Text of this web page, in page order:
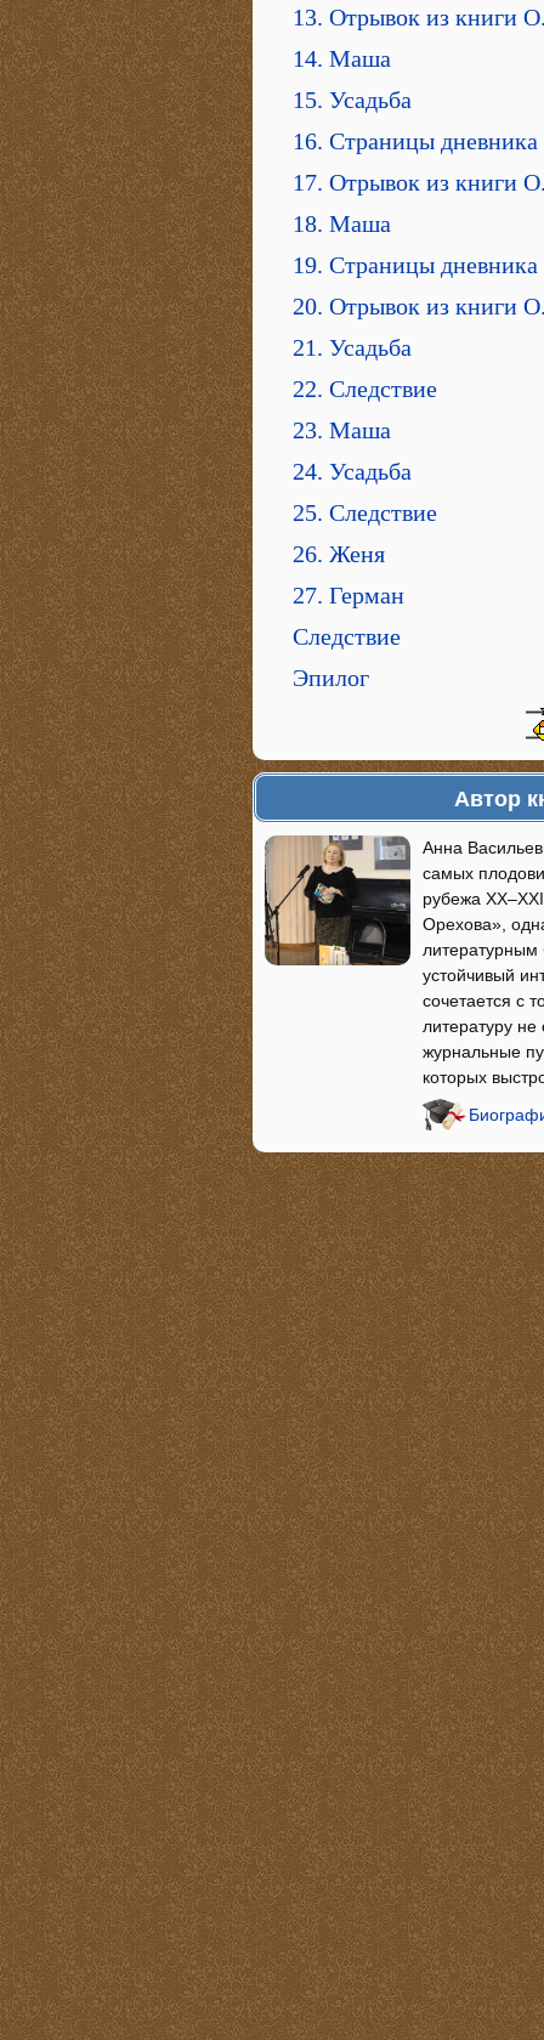
13. Отрывок из книги
14. Маша
15. Усадьба
16. Страницы
17. Отрывок из книги
18. Маша
19. Страницы
20. Отрывок из книги
21. Усадьба
22. Следствие
23. Маша
24. Усадьба
25. Следствие
26. Женя
27. Герман
Следствие
Эпилог
Автор
Анна
самых
рубежа
Орехова»,
литературным
устойчивый
сочетается с
литературу
журнальные
которых